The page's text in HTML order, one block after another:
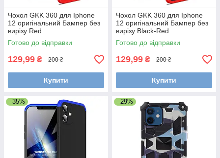
Чохол GKK 360 для Iphone
12 оригінальний Бампер без
вирізу Red
Готово до відправки
129,99 ₴ 200 ₴
Купити
Чохол GKK 360 для Iphone
12 оригінальний Бампер без
вирізу Black-Red
Готово до відправки
129,99 ₴ 200 ₴
Купити
–35% –29%